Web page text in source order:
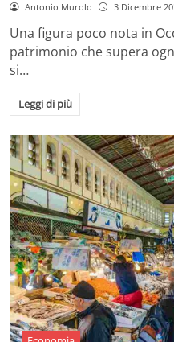
Antonio Murolo 3 Dicembre
Una figura poco nota in
patrimonio che supera
si…
Leggi di più